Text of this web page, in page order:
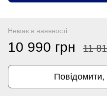
Немає в наявності
10 990 грн 11
Повідомити,